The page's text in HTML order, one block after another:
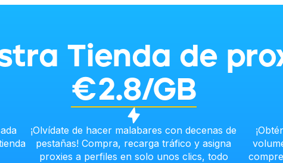
Tienda de
€2.8/GB
¡Olvídate de hacer malabares con decenas de
pestañas! Compra, recarga tráfico y asigna
proxies a perfiles en solo unos clics, todo